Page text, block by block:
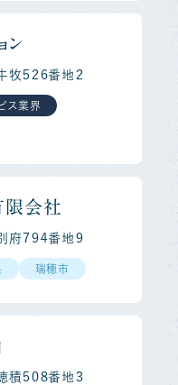
ン
５２６番地２
ス業界
限会社
７９４番地９
瑞穂市
５０８番地３